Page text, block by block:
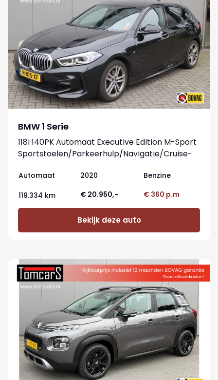
BMW 1 Serie
118i 140PK Automaat Executive Edition M-Sport
Sportstoelen/Parkeerhulp/Navigatie/Cruise-
Automaat 2020 Benzine
119.334 km € 20.950,- € 360 p.m
Bekijk deze auto